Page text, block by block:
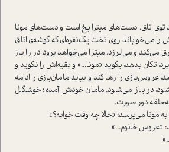
توی اتاق. دست‌های میترا یخ ا‌ست و دست‌های مونا
را می‌خواباند روی تخت یک‌نفره‌ای که گوشه‌ی اتاق
می‌کند و می‌لرزد. میترا می‌خواهد برود در را باز
تکان بدهد، بگوید «مونا...» و بقیه‌اش را نگوید و
عروس‌بازی را رها کند و بیاید مامان‌بازی را ادامه
در باز می‌شود. مامان خودش آمده؛ خوشگل
دور صورت.
مونا می‌پرسد: «حالا چه وقت خوابه؟»
«عروس خانوم...»